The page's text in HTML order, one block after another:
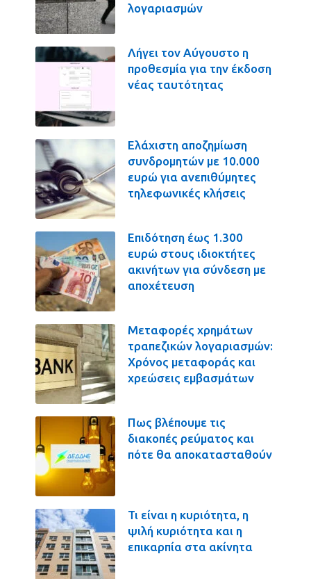
λογαριασμών
Λήγει τον Αύγουστο η
προθεσμία για την έκδοση
νέας ταυτότητας
Ελάχιστη αποζημίωση
συνδρομητών με 10.000
ευρώ για ανεπιθύμητες
τηλεφωνικές κλήσεις
Επιδότηση έως 1.300
ευρώ στους ιδιοκτήτες
ακινήτων για σύνδεση με
αποχέτευση
Μεταφορές χρημάτων
τραπεζικών λογαριασμών:
Χρόνος μεταφοράς και
χρεώσεις εμβασμάτων
Πως βλέπουμε τις
διακοπές ρεύματος και
πότε θα αποκατασταθούν
Τι είναι η κυριότητα, η
ψιλή κυριότητα και η
επικαρπία στα ακίνητα